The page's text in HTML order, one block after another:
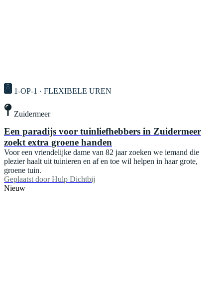
1-OP-1 · FLEXIBELE UREN
Zuidermeer
Een paradijs voor tuinliefhebbers in Zuidermeer
zoekt extra groene handen
Voor een vriendelijke dame van 82 jaar zoeken we iemand die
plezier haalt uit tuinieren en af en toe wil helpen in haar grote,
groene tuin.
Geplaatst door Hulp Dichtbij
Nieuw